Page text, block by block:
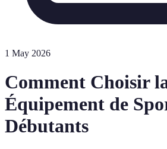
1 May 2026
Comment Choisir
Équipement de
Débutants